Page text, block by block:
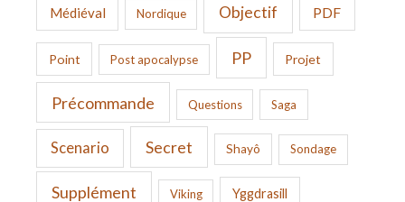
Médiéval Nordique Objectif PDF
Point Post apocalypse PP Projet
Précommande Questions Saga
Scenario Secret Shayô Sondage
Supplément Viking Yggdrasill